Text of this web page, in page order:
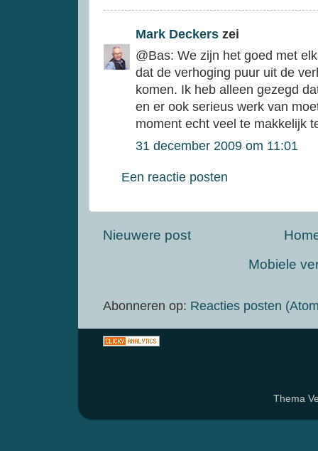
Mark Deckers zei
@Bas: We zijn het goed met
dat de verhoging puur uit de
komen. Ik heb alleen gezegd
en er ook serieus werk van
moment echt veel te makkelijk
31 december 2009 om 11:01
Een reactie posten
Nieuwere post
Mobiele
Abonneren op: Reacties posten
Thema